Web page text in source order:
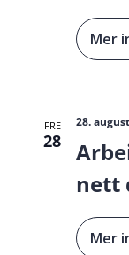
Mer
FRE
28
nett
28.
Mer